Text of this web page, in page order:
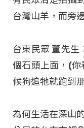
台灣山羊，而旁
台東民眾 董先生
個石頭上面，(
候狗追牠就跑到
為何生活在深山